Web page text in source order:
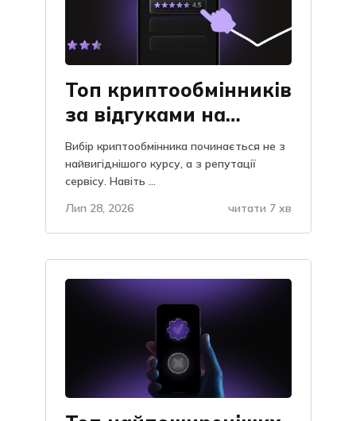
Топ криптообмінників
за відгуками на
Obmify
Вибір криптообмінника починається не з
найвигіднішого курсу, а з репутації
сервісу. Навіть ...
Лип 28, 2026
читати 7 хв